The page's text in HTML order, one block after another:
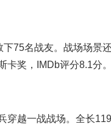
75名战友。战场场景
奖，IMDb评分8.1分。
穿越一战战场。全长